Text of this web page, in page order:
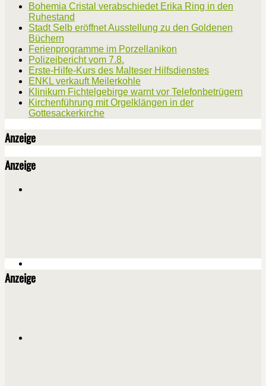
Bohemia Cristal verabschiedet Erika Ring in den
Ruhestand
Stadt Selb eröffnet Ausstellung zu den Goldenen
Büchern
Ferienprogramme im Porzellanikon
Polizeibericht vom 7.8.
Erste-Hilfe-Kurs des Malteser Hilfsdienstes
ENKL verkauft Meilerkohle
Klinikum Fichtelgebirge warnt vor Telefonbetrügern
Kirchenführung mit Orgelklängen in der
Gottesackerkirche
Anzeige
Anzeige
Anzeige